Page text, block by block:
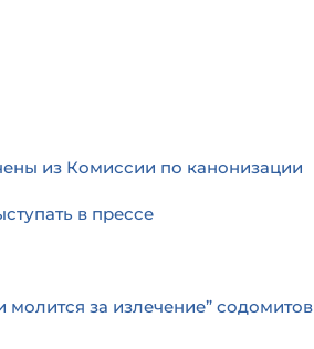
из Комиссии по канонизации
в прессе
за излечение” содомитов